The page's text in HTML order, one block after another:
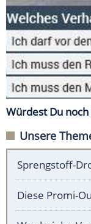
Würdest Du
Unsere
Sprengstoff-
Diese Promi-